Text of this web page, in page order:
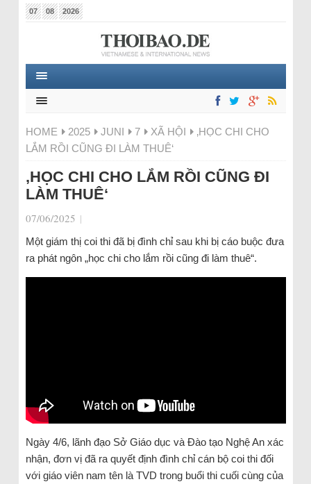
07 08 2026
HOME 2025 JUNI 7 XÃ HỘI
‚HỌC CHI CHO
LẮM RỒI CŨNG ĐI LÀM THUÊ‘
‚HỌC CHI CHO LẮM RỒI CŨNG ĐI
LÀM THUÊ‘
07/06/2025 |
Một giám thị coi thi đã bị đình chỉ sau khi bị cáo buộc đưa
ra phát ngôn „học chi cho lắm rồi cũng đi làm thuê“.
Ngày 4/6, lãnh đạo Sở Giáo dục và Đào tạo Nghệ An xác
nhận, đơn vị đã ra quyết định đình chỉ cán bộ coi thi đối
với giáo viên nam tên là TVD trong buổi thi cuối cùng của